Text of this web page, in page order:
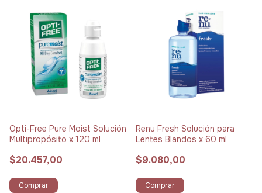
Opti-Free Pure Moist Solución
Multipropósito x 120 ml
$20.457,00
Comprar
Renu Fresh Solución para
Lentes Blandos x 60 ml
$9.080,00
Comprar